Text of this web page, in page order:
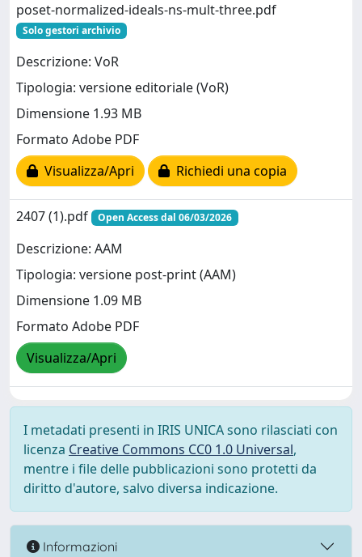
poset-normalized-ideals-ns-mult-three.pdf
Solo gestori archivio
Descrizione: VoR
Tipologia: versione editoriale (VoR)
Dimensione 1.93 MB
Formato Adobe PDF
Visualizza/Apri
Richiedi una copia
2407 (1).pdf Open Access dal 06/03/2026
Descrizione: AAM
Tipologia: versione post-print (AAM)
Dimensione 1.09 MB
Formato Adobe PDF
Visualizza/Apri
I metadati presenti in IRIS UNICA sono rilasciati con
licenza Creative Commons CC0 1.0 Universal,
mentre i file delle pubblicazioni sono protetti da
diritto d'autore, salvo diversa indicazione.
Informazioni